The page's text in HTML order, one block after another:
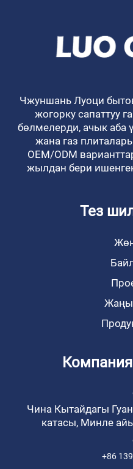
Чжуншань Луоци
жогорку сапаттуу
бөлмелерди, ачык аба
жана газ
OEM/ODM
жылдан бери
Тез
Чина Кытайдагы
катасы, Минле
+86